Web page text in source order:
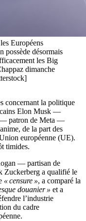
Européens
possède désormais
les Big
dimanche
concernant la politique
Elon Musk —
patron de Meta —
de la part des
européenne (UE).
timides.
— partisan de
Zuckerberg a qualifié le
« censure », a comparé la
douanier » et a
l’industrie
du cadre